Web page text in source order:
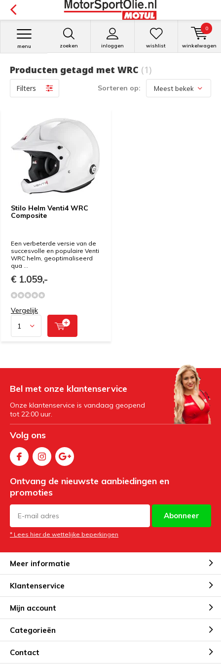
zoeken inloggen
menu wishlist winkelwagen
0
Producten getagd met WRC (1)
Filters Sorteren op:
Stilo Helm Venti4 WRC
Composite
Een verbeterde versie van de
succesvolle en populaire Venti
WRC helm, geoptimaliseerd
qua ...
€ 1.059,-
Vergelijk
Bel met onze klantenservice
Onze klantenservice is vandaag geopend
tot 22:00 uur.
Volg ons
Ontvang de nieuwste aanbiedingen en
promoties
Abonneer
* Lees hier de wettelijke beperkingen
Meer informatie
Klantenservice
Mijn account
Categorieën
Contact